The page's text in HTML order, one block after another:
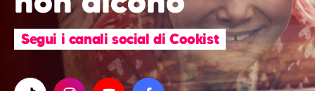
Segui i canali social di Cookist